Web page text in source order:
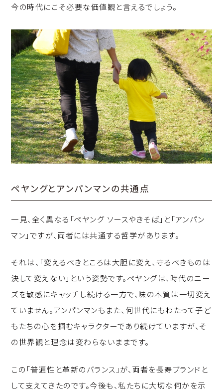
今の時代にこそ必要な価値観と言えるでしょう。
ペヤングとアンパンマンの共通点
一見、全く異なる「ペヤング ソースやきそば」と「アンパン
マン」ですが、両者には共通する哲学があります。
それは、「変えるべきところは大胆に変え、守るべきものは
決して変えない」という姿勢です。ペヤングは、時代のニー
ズを敏感にキャッチし続ける一方で、味の本質は一切変え
ていません。アンパンマンもまた、何世代にもわたって子ど
もたちの心を掴むキャラクターであり続けていますが、そ
の世界観と理念は変わらないままです。
この「普遍性と革新のバランス」が、両者を長寿ブランドと
して支えてきたのです。今後も、私たちに大切な何かを示